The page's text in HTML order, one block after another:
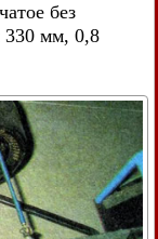
без
330 мм, 0,8